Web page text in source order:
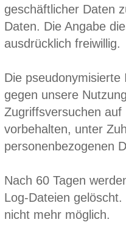
geschäftlicher Daten
Daten. Die Angabe
ausdrücklich freiwillig.
Die
gegen unsere
Zugriffsversuchen
vorbehalten, unter
personenbezogenen
Nach 60 Tagen
Log-Dateien
nicht mehr möglich.